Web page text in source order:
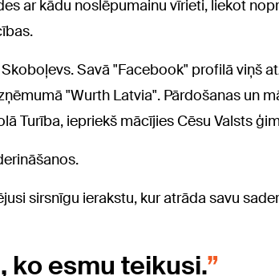
ar kādu noslēpumainu vīrieti, liekot
Savā "Facebook" profilā viņš
"Wurth Latvia". Pārdošanas un
Turība, iepriekš mācījies Cēsu Valsts
sirsnīgu ierakstu, kur atrāda savu
ko esmu teikusi.